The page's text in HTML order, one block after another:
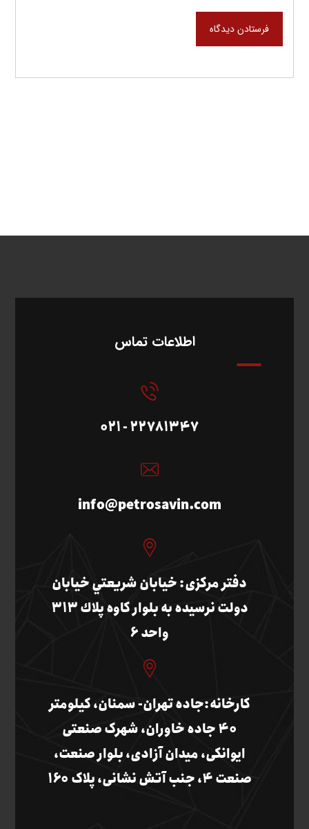
فرستادن دیدگاه
اطلاعات تماس
22781347 - 021
info@petrosavin.com
دفتر مرکزی: خيابان شريعتي خيابان
دولت نرسيده به بلوار كاوه پلاك 313
واحد 6
کارخانه:جاده تهران- سمنان، کیلومتر
40 جاده خاوران، شهرک صنعتی
ایوانکی، میدان آزادی، بلوار صنعت،
صنعت 4، جنب آتش نشانی، پلاک 160